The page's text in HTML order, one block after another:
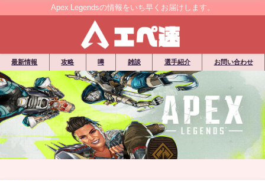
Apex Legendsの情報をいち早くお届けします。
最新情報 攻略 噂 雑談 選手紹介 お問い合わせ